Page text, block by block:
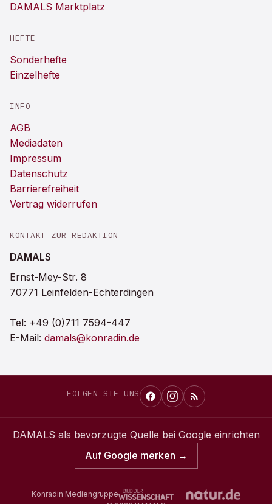
DAMALS Marktplatz
HEFTE
Sonderhefte
Einzelhefte
INFO
AGB
Mediadaten
Impressum
Datenschutz
Barrierefreiheit
Vertrag widerrufen
KONTAKT ZUR REDAKTION
DAMALS
Ernst-Mey-Str. 8
70771 Leinfelden-Echterdingen
Tel: +49 (0)711 7594-447
E-Mail: damals@konradin.de
FOLGEN SIE UNS
DAMALS als bevorzugte Quelle bei Google einrichten
Auf Google merken →
Konradin Mediengruppe